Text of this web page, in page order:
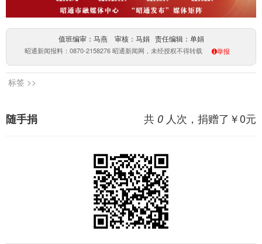
值班编审：马燕 审核：马娟 责任编辑：单娟
昭通新闻报料：0870-2158276 昭通新闻网，未经授权不得转载 举报
标签 >>
共 0 人次，捐赠了￥0元
随手捐